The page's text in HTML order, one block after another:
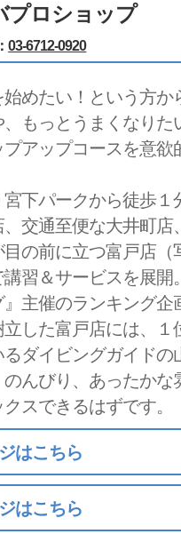
プロショップ
03-6712-0920
めたい！という方か
もっとうまくなりた
アップコースを意欲
下パークから徒歩１
、交通至便な大井町店
の前に立つ富戸店（
講習＆サービスを展開
主催のランキング企
立した富戸店には、１
るダイビングガイドの
んびり、あったかな
スできるはずです。
はこちら
はこちら